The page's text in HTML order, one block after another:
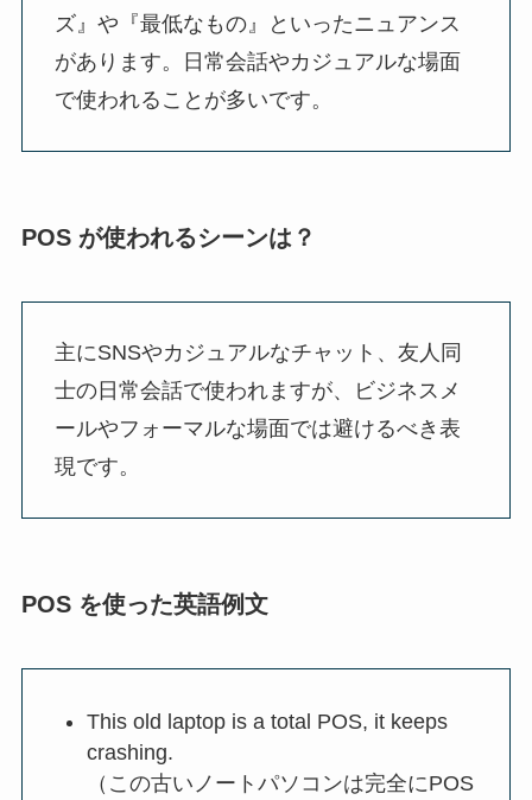
ズ』や『最低なもの』といったニュアンス
があります。日常会話やカジュアルな場面
で使われることが多いです。
POS が使われるシーンは？
主にSNSやカジュアルなチャット、友人同
士の日常会話で使われますが、ビジネスメ
ールやフォーマルな場面では避けるべき表
現です。
POS を使った英語例文
This old laptop is a total POS, it keeps
crashing.
（この古いノートパソコンは完全にPOS